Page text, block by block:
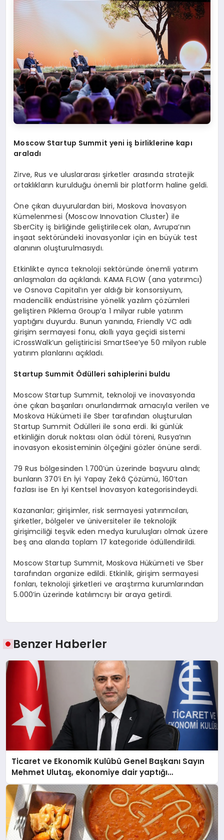
Moscow Startup Summit yeni iş birliklerine kapı
araladı
Zirve, Rus ve uluslararası şirketler arasında stratejik
ortaklıkların kurulduğu önemli bir platform haline geldi.
Öne çıkan duyurulardan biri, Moskova İnovasyon
Kümelenmesi (Moscow Innovation Cluster) ile
SberCity iş birliğinde geliştirilecek olan, Avrupa’nın
inşaat sektöründeki inovasyonlar için en büyük test
alanının oluşturulmasıydı.
Etkinlikte ayrıca teknoloji sektöründe önemli yatırım
anlaşmaları da açıklandı. KAMA FLOW (ana yatırımcı)
ve Osnova Capital’ın yer aldığı bir konsorsiyum,
madencilik endüstrisine yönelik yazılım çözümleri
geliştiren Piklema Group’a 1 milyar ruble yatırım
yaptığını duyurdu. Bunun yanında, Friendly VC adlı
girişim sermayesi fonu, akıllı yaya geçidi sistemi
iCrossWalk’un geliştiricisi SmartSee’ye 50 milyon ruble
yatırım planlarını açıkladı.
Startup Summit Ödülleri sahiplerini buldu
Moscow Startup Summit, teknoloji ve inovasyonda
öne çıkan başarıları onurlandırmak amacıyla verilen ve
Moskova Hükümeti ile Sber tarafından oluşturulan
Startup Summit Ödülleri ile sona erdi. İki günlük
etkinliğin doruk noktası olan ödül töreni, Rusya’nın
inovasyon ekosisteminin ölçeğini gözler önüne serdi.
79 Rus bölgesinden 1.700’ün üzerinde başvuru alındı;
bunların 370’i En İyi Yapay Zekâ Çözümü, 160’tan
fazlası ise En İyi Kentsel İnovasyon kategorisindeydi.
Kazananlar; girişimler, risk sermayesi yatırımcıları,
şirketler, bölgeler ve üniversiteler ile teknolojik
girişimciliği teşvik eden medya kuruluşları olmak üzere
beş ana alanda toplam 17 kategoride ödüllendirildi.
Moscow Startup Summit, Moskova Hükümeti ve Sber
tarafından organize edildi. Etkinlik, girişim sermayesi
fonları, teknoloji şirketleri ve araştırma kurumlarından
5.000’in üzerinde katılımcıyı bir araya getirdi.
Benzer Haberler
Ticaret ve Ekonomik Kulübü Genel Başkanı Sayın
Mehmet Ulutaş, ekonomiye dair yaptığı
açıklamada şunları kaydetti: